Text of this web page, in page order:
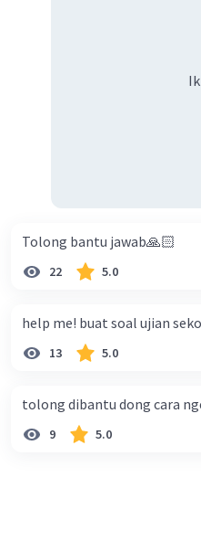
Tolong bantu jawab🙏🏻
22 5.0
help me! buat soal ujian
13 5.0
tolong dibantu dong cara
9 5.0